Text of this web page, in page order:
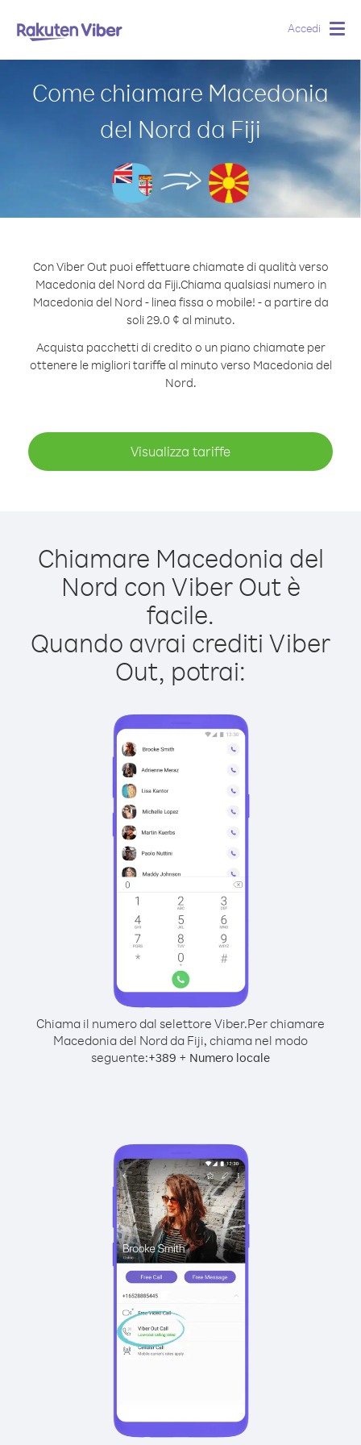
Accedi
Come chiamare Macedonia
del Nord da Fiji
Con Viber Out puoi effettuare chiamate di qualità verso
Macedonia del Nord da Fiji.Chiama qualsiasi numero in
Macedonia del Nord - linea fissa o mobile! - a partire da
soli 29.0 ¢ al minuto.
Acquista pacchetti di credito o un piano chiamate per
ottenere le migliori tariffe al minuto verso Macedonia del
Nord.
Visualizza tariffe
Chiamare Macedonia del
Nord con Viber Out è
facile.
Quando avrai crediti Viber
Out, potrai:
Chiama il numero dal selettore Viber.Per chiamare
Macedonia del Nord da Fiji, chiama nel modo
seguente:+389 + Numero locale